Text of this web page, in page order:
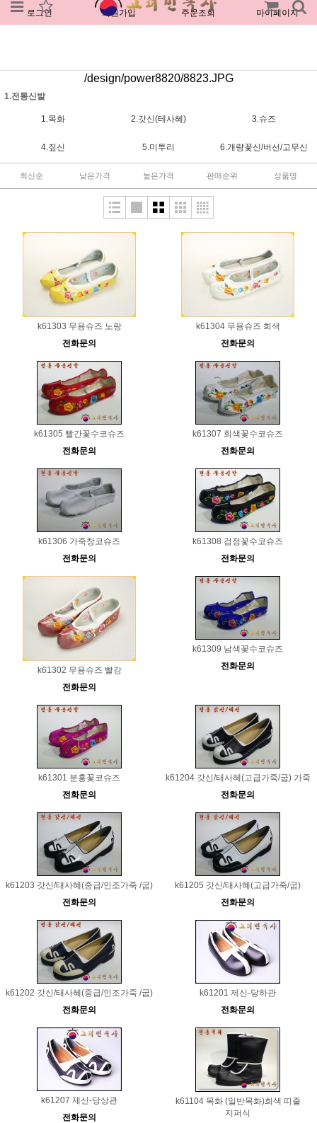
로그인 회원가입 주문조회 마이페이지
/design/power8820/8823.JPG
1.전통신발
1.목화 2.갓신(테사혜) 3.슈즈
4.짚신 5.미투리 6.개량꽃신/버선/고무신
최신순 낮은가격 높은가격 판매순위 상품명
k61303 무용슈즈 노랑
전화문의
k61304 무용슈즈 희색
전화문의
k61305 빨간꽃수코슈즈
전화문의
k61307 희색꽃수코슈즈
전화문의
k61306 가죽창코슈즈
전화문의
k61308 검정꽃수코슈즈
전화문의
k61302 무용슈즈 빨강
전화문의
k61309 남색꽃수코슈즈
전화문의
k61301 분홍꽃코슈즈
전화문의
k61204 갓신/태사혜(고급가죽/굽) 가죽
전화문의
k61203 갓신/태사혜(중급/인조가죽 /굽)
전화문의
k61205 갓신/태사혜(고급가죽/굽)
전화문의
k61202 갓신/태사혜(중급/인조가죽 /굽)
전화문의
k61201 제신-당하관
전화문의
k61207 제신-당상관
전화문의
k61104 목화 (일반목화)희색 띠줄
지퍼식